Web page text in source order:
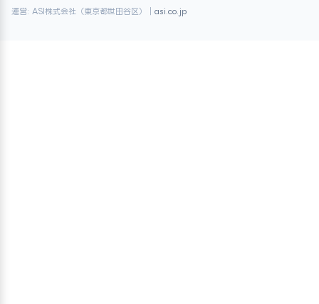
運営: ASI株式会社（東京都世田谷区）｜ asi.co.jp